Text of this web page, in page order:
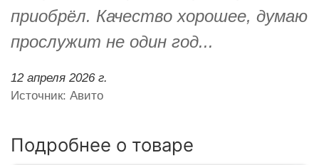
приобрёл. Качество хорошее, думаю
прослужит не один год...
12 апреля 2026 г.
Источник: Авито
Подробнее о товаре